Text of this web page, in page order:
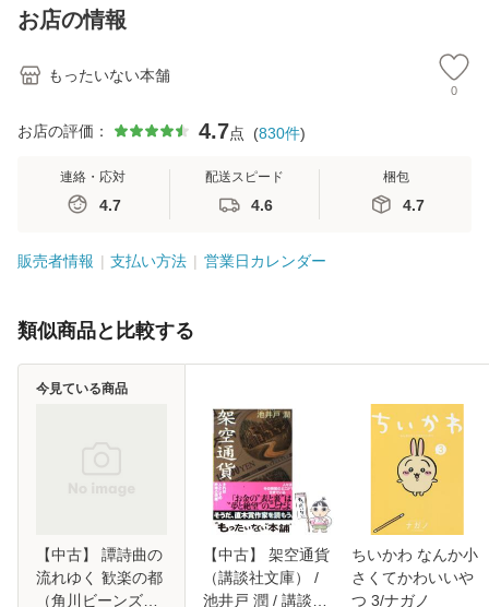
恵 藤本幸三 / 南江
堂 [単行
お店の情報
もったいない本舗
0
お店の評価： 4.7点 (830件)
連絡・応対
4.7
配送スピード
4.6
梱包
4.7
販売者情報 支払い方法 営業日カレンダー
類似商品と比較する
【中古】 譚詩曲の
流れゆく 歓楽の都
（角川ビーンズ文
今見ている商品
【中古】 架空通貨
（講談社文庫） /
池井戸 潤 / 講談社
ちいかわ なんか小
さくてかわいいや
つ 3/ナガノ